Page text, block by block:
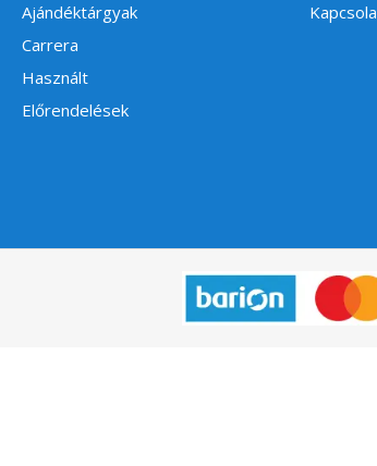
Ajándéktárgyak
Carrera
Használt
Előrendelések